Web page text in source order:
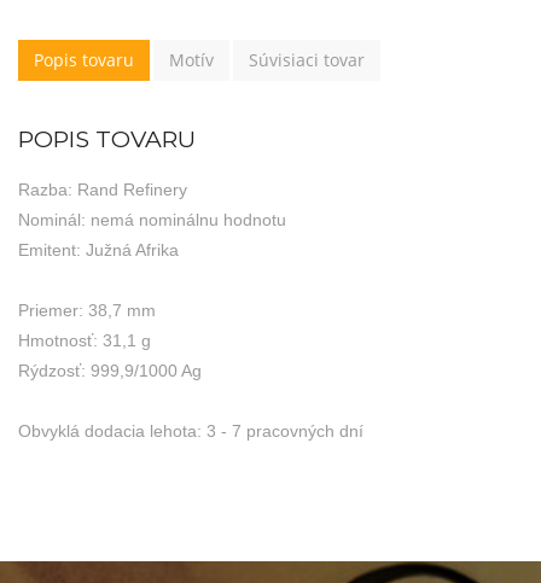
Popis tovaru Motív Súvisiaci tovar
POPIS TOVARU
Razba: Rand Refinery
Nominál: nemá nominálnu hodnotu
Emitent: Južná Afrika
Priemer: 38,7 mm
Hmotnosť: 31,1 g
Rýdzosť: 999,9/1000 Ag
Obvyklá dodacia lehota: 3 - 7 pracovných dní